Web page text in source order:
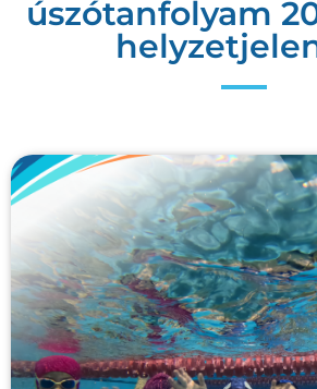
úszótanfolyam